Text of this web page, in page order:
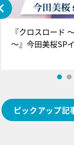
『クロスロード
～』今田美桜
ピックアップ記